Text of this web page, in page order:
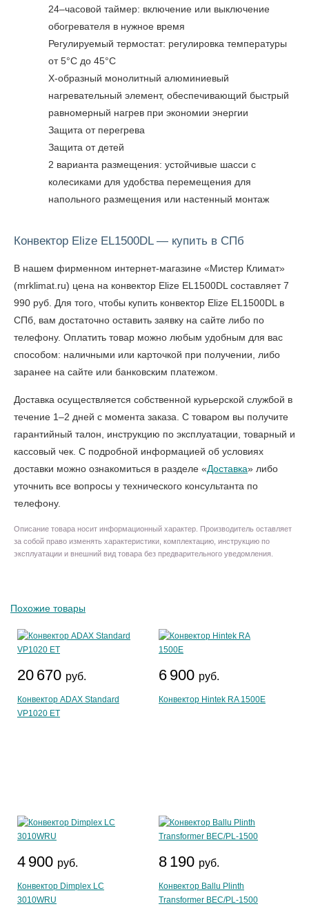
24–часовой таймер: включение или выключение
обогревателя в нужное время
Регулируемый термостат: регулировка температуры
от 5°С до 45°С
X-образный монолитный алюминиевый
нагревательный элемент, обеспечивающий быстрый
равномерный нагрев при экономии энергии
Защита от перегрева
Защита от детей
2 варианта размещения: устойчивые шасси с
колесиками для удобства перемещения для
напольного размещения или настенный монтаж
Конвектор Elize EL1500DL — купить в СПб
В нашем фирменном интернет-магазине «Мистер Климат»
(mrklimat.ru) цена на конвектор Elize EL1500DL составляет 7
990 руб. Для того, чтобы купить конвектор Elize EL1500DL в
СПб , вам достаточно оставить заявку на сайте либо по
телефону. Оплатить товар можно любым удобным для вас
способом: наличными или карточкой при получении, либо
заранее на сайте или банковским платежом.
Доставка осуществляется собственной курьерской службой в
течение 1–2 дней с момента заказа. С товаром вы получите
гарантийный талон, инструкцию по эксплуатации, товарный и
кассовый чек. С подробной информацией об условиях
доставки можно ознакомиться в разделе «Доставка» либо
уточнить все вопросы у технического консультанта по
телефону.
Описание товара носит информационный характер. Производитель оставляет
за собой право изменять характеристики, комплектацию, инструкцию по
эксплуатации и внешний вид товара без предварительного уведомления.
Похожие товары
20 670 руб.
Конвектор ADAX Standard
VP1020 ET
6 900 руб.
Конвектор Hintek RA 1500Е
4 900 руб.
Конвектор Dimplex LC
3010WRU
8 190 руб.
Конвектор Ballu Plinth
Transformer BEC/PL-1500